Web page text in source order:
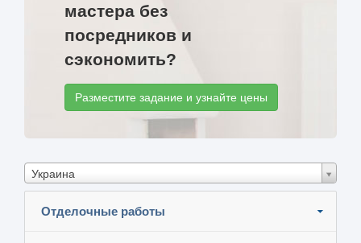
мастера без
посредников и
сэкономить?
Разместите задание и узнайте цены
Украина
Отделочные работы